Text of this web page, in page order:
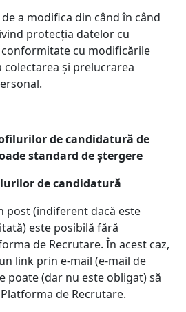
a modifica din când în când
protecția datelor cu
cu modificările
și prelucrarea
de candidatură de
standard de ștergere
de candidatură
post (indiferent dacă este
este posibilă fără
de Recrutare. În acest caz,
link prin e-mail (e-mail de
poate (dar nu este obligat) să
de Recrutare.